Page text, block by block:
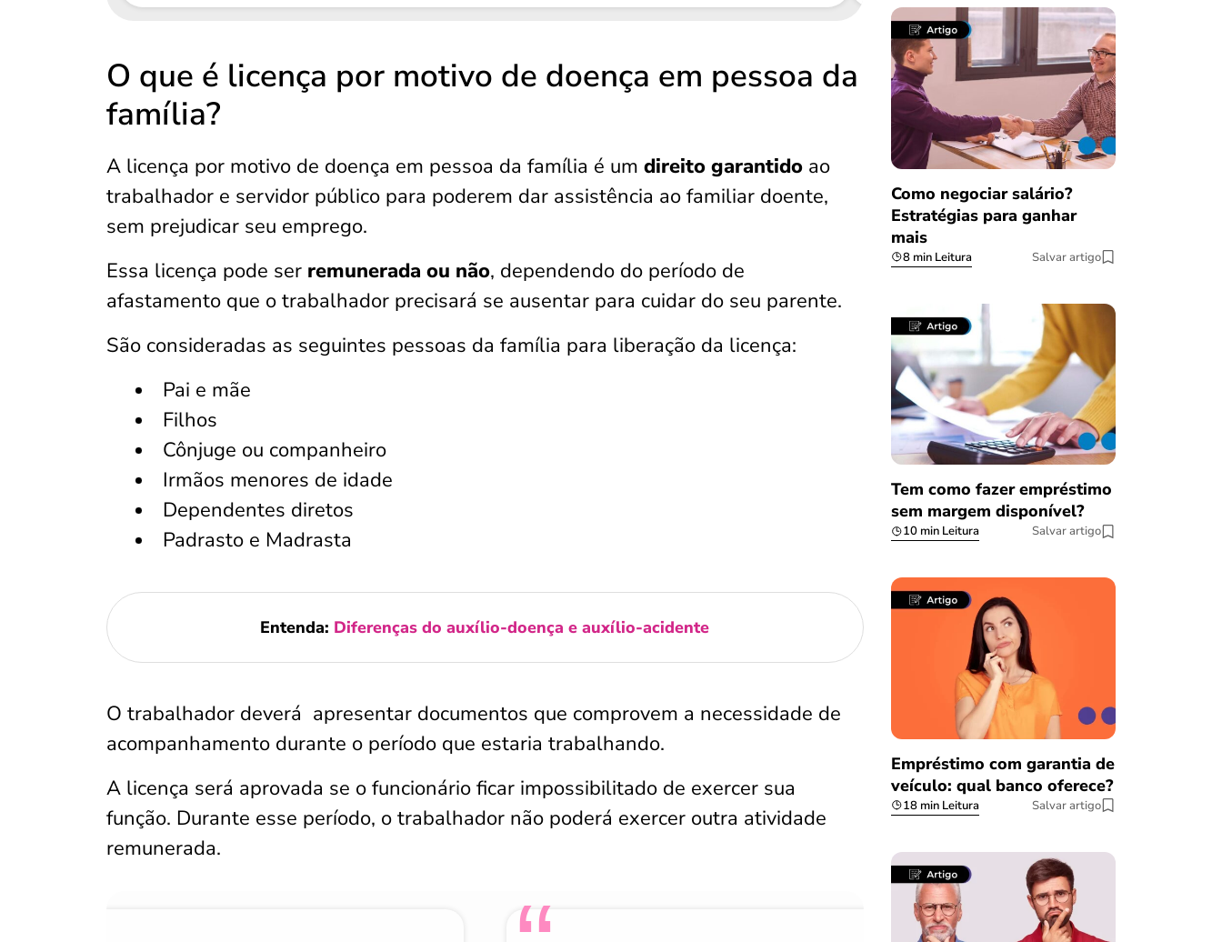
O que é licença por motivo de doença em pessoa da
família?
A licença por motivo de doença em pessoa da família é um direito garantido ao
trabalhador e servidor público para poderem dar assistência ao familiar doente,
sem prejudicar seu emprego.
Essa licença pode ser remunerada ou não, dependendo do período de
afastamento que o trabalhador precisará se ausentar para cuidar do seu parente.
São consideradas as seguintes pessoas da família para liberação da licença:
Pai e mãe
Filhos
Cônjuge ou companheiro
Irmãos menores de idade
Dependentes diretos
Padrasto e Madrasta
Entenda: Diferenças do auxílio-doença e auxílio-acidente
O trabalhador deverá apresentar documentos que comprovem a necessidade de
acompanhamento durante o período que estaria trabalhando.
A licença será aprovada se o funcionário ficar impossibilitado de exercer sua
função. Durante esse período, o trabalhador não poderá exercer outra atividade
remunerada.
Como negociar salário?
Estratégias para ganhar
mais
8 min Leitura Salvar artigo
Tem como fazer empréstimo
sem margem disponível?
10 min Leitura Salvar artigo
Empréstimo com garantia de
veículo: qual banco oferece?
18 min Leitura Salvar artigo